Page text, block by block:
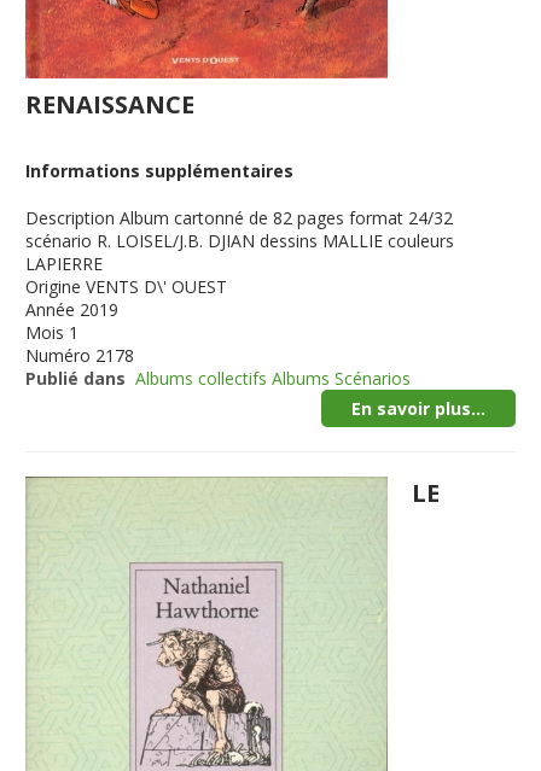
RENAISSANCE
Informations supplémentaires
Description Album cartonné de 82 pages format 24/32
scénario R. LOISEL/J.B. DJIAN dessins MALLIE couleurs
LAPIERRE
Origine VENTS D\' OUEST
Année 2019
Mois 1
Numéro 2178
Publié dans Albums collectifs Albums Scénarios
En savoir plus...
LE